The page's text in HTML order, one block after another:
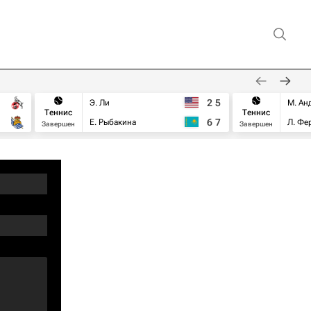
Теннис
Завершен
Э. Ли
Е. Рыбакина
2 5
6 7
Теннис
Завершен
М.
Л.